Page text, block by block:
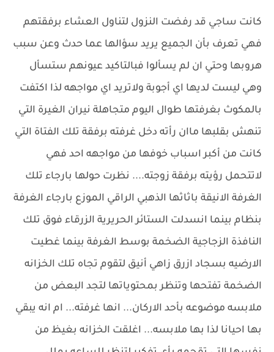
كانت ساجي قد رفضت النزول لتناول العشاء برفقتهم
فهي تعرف بأن الجميع يريد سؤالها عما حدث وعن سبب
هروبها وحتي ان لم يسألوا فبالتاكيد عيونهم ستسأل
وهي ليست لديها اي أجوبة ولاتريد اي مواجهه لذا اكتفت
بالمكوث بغرفتها طوال اليوم متجاهلة نيران الغيرة التي
تنهش بقلبها ماان رأته دخل غرفته برفقة تلك الفتاة التي
كانت من أكبر اسباب خوفها من مواجهه احد فهي
لاتتحمل رؤيته برفقة زوجته.... نظرت حولها بارجاء تلك
الغرفة الانيقة باثاثها الذهبي الراقي الموزع بارجاء الغرفة
بنظام بينما انسدلت الستائر الحريرية الزرقاء فوق تلك
النافذة الزجاجية الضخمة بوسط الغرفة بينما غطيت
الارضيه بسجاد ازرق زاهي أنيق لتقوم تجاه تلك الخزانه
الضخمة تفتحها وتنظر بمحتوياتها لتجد البعض من
ملابسه موضوعه بأحد الاركان... انها غرفته... ام انه يبقي
بها احيانا لذا بها ملابسه... اغلقت الخزانه بغيظ من